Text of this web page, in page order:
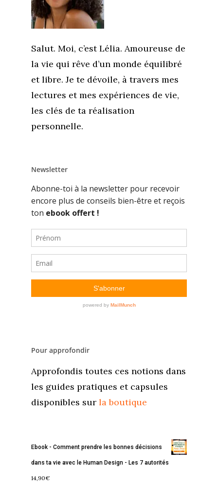
Salut. Moi, c’est Lélia. Amoureuse de
la vie qui rêve d’un monde équilibré
et libre. Je te dévoile, à travers mes
lectures et mes expériences de vie,
les clés de ta réalisation
personnelle.
Newsletter
Pour approfondir
Approfondis toutes ces notions dans
les guides pratiques et capsules
disponibles sur la boutique
Ebook - Comment prendre les bonnes décisions
dans ta vie avec le Human Design - Les 7 autorités
14,90€